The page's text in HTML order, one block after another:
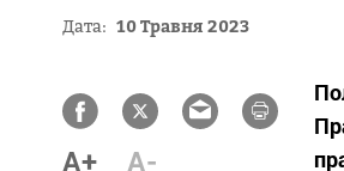
Дата: 10 Травня 2023
A+ A-